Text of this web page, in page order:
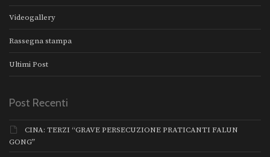
Videogallery
Rassegna stampa
Ultimi Post
Post Recenti
CINA: TERZI “GRAVE PERSECUZIONE PRATICANTI FALUN
GONG”